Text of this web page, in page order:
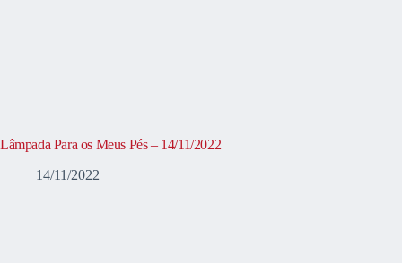
Lâmpada Para os Meus Pés – 14/11/2022
14/11/2022